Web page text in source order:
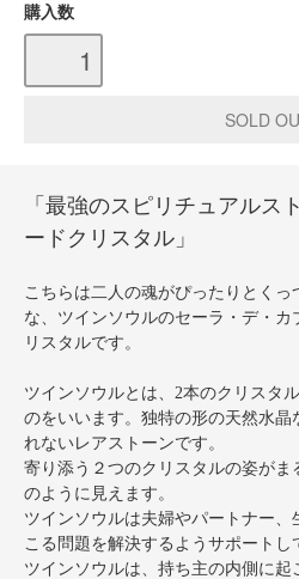
購入数
「最強のスピリチュアルス
ードクリスタル」
こちらは二人の魂がぴったりとくっ
な、ツインソウルのセーラ・デ・カ
リスタルです。
ツインソウルとは、2本のクリスタ
のをいいます。独特の形の天然水
れないレアストーンです。
寄り添う２つのクリスタルの姿がま
のように見えます。
ツインソウルは夫婦やパートナー
こる問題を解決するようサポートし
ツインソウルは、持ち主の内側に